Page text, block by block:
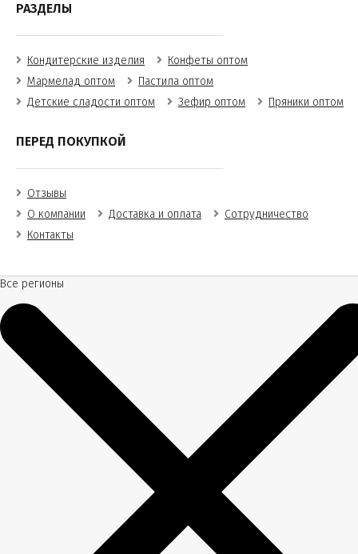
РАЗДЕЛЫ
Кондитерские изделия
Конфеты оптом
Мармелад оптом
Пастила оптом
Детские сладости оптом
Зефир оптом Пряники оптом
ПЕРЕД ПОКУПКОЙ
Отзывы
О компании
Доставка и оплата
Сотрудничество
Контакты
Все регионы